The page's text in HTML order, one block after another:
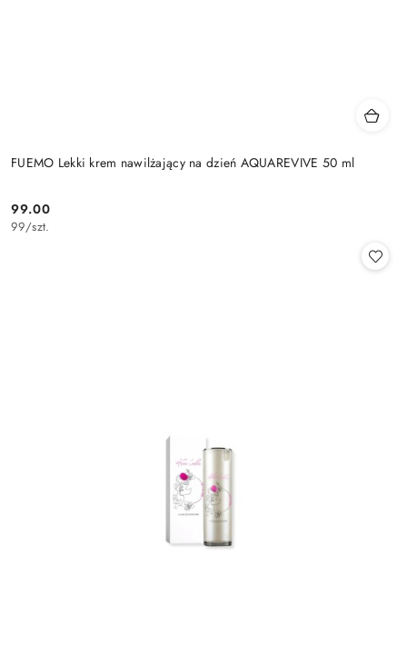
FUEMO Lekki krem nawilżający na dzień AQUAREVIVE 50 ml
Cena:
99.00
99/szt.